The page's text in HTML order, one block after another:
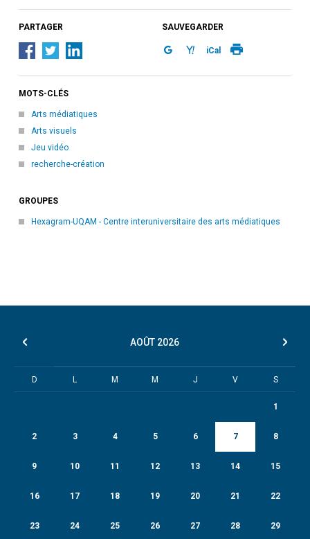
PARTAGER SAUVEGARDER
iCal
MOTS-CLÉS
Arts médiatiques
Arts visuels
Jeu vidéo
recherche-création
GROUPES
Hexagram-UQAM - Centre interuniversitaire des arts médiatiques
AOÛT 2026
D L M M J V S
1
2 3 4 5 6 7 8
9 10 11 12 13 14 15
16 17 18 19 20 21 22
23 24 25 26 27 28 29